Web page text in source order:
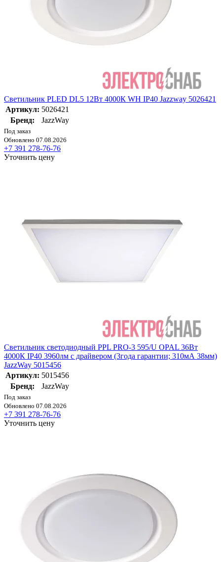
Светильник PLED DL5 12Вт 4000К WH IP40 Jazzway 5026421
Артикул: 5026421
Бренд:
JazzWay
Под заказ
Обновлено 07.08.2026
+7 391 278-76-76
Уточнить цену
Светильник светодиодный PPL PRO-3 595/U OPAL 36Вт
4000К IP40 3960лм с драйвером (3года гарантии; 310мА 38мм)
JazzWay 5015456
Артикул: 5015456
Бренд:
JazzWay
Под заказ
Обновлено 07.08.2026
+7 391 278-76-76
Уточнить цену